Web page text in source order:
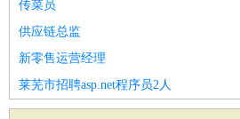
传菜员
供应链总监
新零售运营经理
莱芜市招聘asp.net程序员2人